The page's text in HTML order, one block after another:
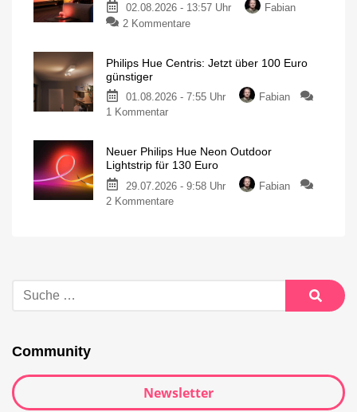
02.08.2026 - 13:57 Uhr
Fabian
2 Kommentare
Philips Hue Centris: Jetzt über 100 Euro
günstiger
01.08.2026 - 7:55 Uhr
Fabian
1 Kommentar
Neuer Philips Hue Neon Outdoor
Lightstrip für 130 Euro
29.07.2026 - 9:58 Uhr
Fabian
2 Kommentare
Community
Newsletter